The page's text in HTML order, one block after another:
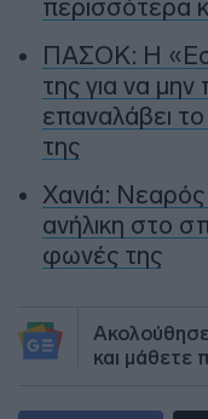
περισσότερα
ΠΑΣΟΚ: Η
της για να μην
επαναλάβει
της
Χανιά: Νεαρός
ανήλικη στο
φωνές της
και μάθετε